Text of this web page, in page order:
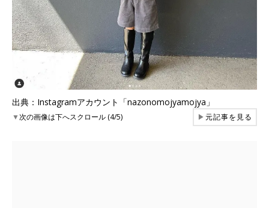
出典：Instagramアカウント「nazonomojyamojya」
▼次の画像は下へスクロール (4/5) ▶元記事を見る